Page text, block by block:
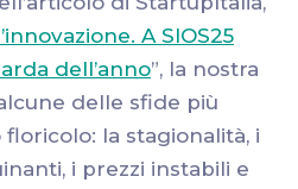
A SIOS25
dell’anno”, la nostra
delle sfide più
la stagionalità, i
i prezzi instabili e